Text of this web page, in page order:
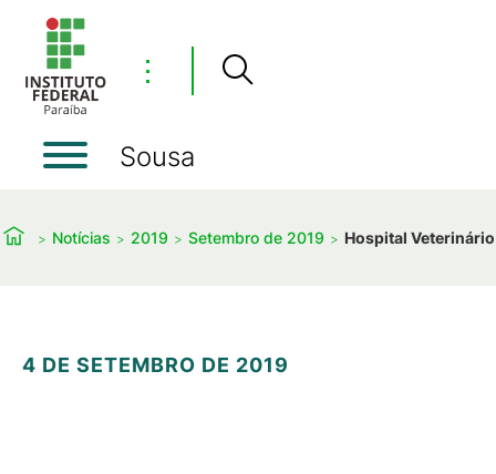
⋮
Sousa
Notícias 2019 Setembro de 2019 Hospital
4 DE SETEMBRO DE 2019